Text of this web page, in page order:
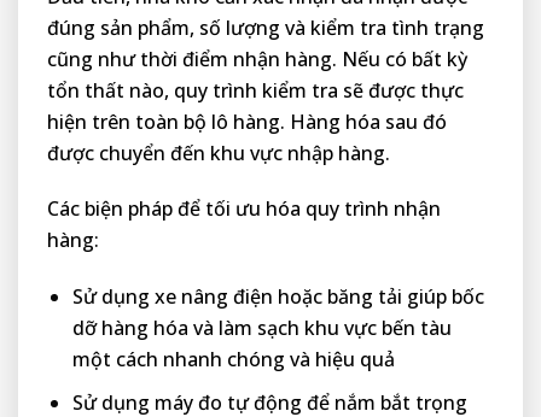
đúng sản phẩm, số lượng và kiểm tra tình trạng
cũng như thời điểm nhận hàng. Nếu có bất kỳ
tổn thất nào, quy trình kiểm tra sẽ được thực
hiện trên toàn bộ lô hàng. Hàng hóa sau đó
được chuyển đến khu vực nhập hàng.
Các biện pháp để tối ưu hóa quy trình nhận
hàng:
Sử dụng xe nâng điện hoặc băng tải giúp bốc
dỡ hàng hóa và làm sạch khu vực bến tàu
một cách nhanh chóng và hiệu quả
Sử dụng máy đo tự động để nắm bắt trọng